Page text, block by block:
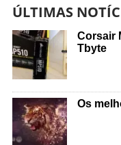
ÚLTIMAS
Corsair
Tbyte
Os